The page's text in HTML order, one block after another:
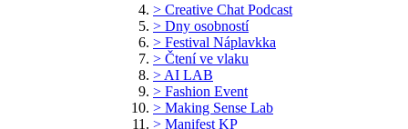
> Creative Chat Podcast
> Dny osobností
> Festival Náplavkka
> Čtení ve vlaku
> AI LAB
> Fashion Event
> Making Sense Lab
> Manifest KP